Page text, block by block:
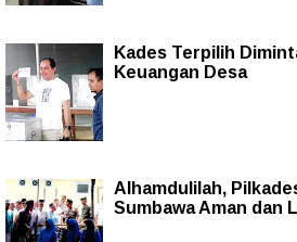
Kades Terpilih
Keuangan Desa
Alhamdulilah,
Sumbawa Aman dan